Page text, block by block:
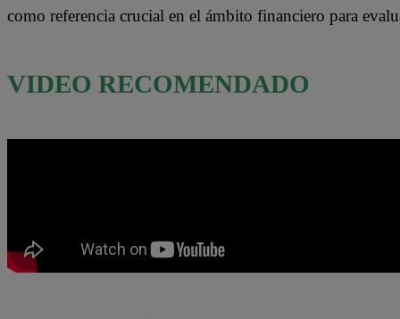
como referencia crucial en el ámbito financiero para
VIDEO RECOMENDADO